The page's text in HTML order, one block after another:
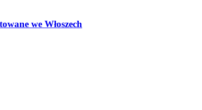
we Włoszech